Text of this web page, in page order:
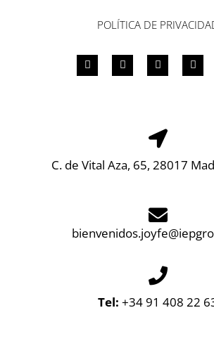
POLÍTICA DE
C. de Vital Aza, 65, 28017
Tel: +34 91 408 22